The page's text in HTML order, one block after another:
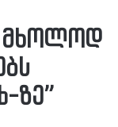
მხოლოდ
ზე”